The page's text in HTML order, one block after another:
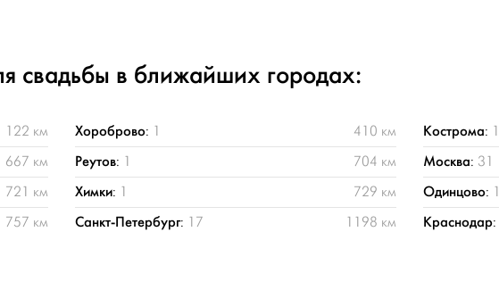
свадьбы в ближайших городах:
122 км Хороброво: 1 410 км Кострома: 1
667 км Реутов: 1 704 км Москва: 31
721 км Химки: 1 729 км Одинцово: 1
757 км Санкт-Петербург: 17 1198 км Краснодар: